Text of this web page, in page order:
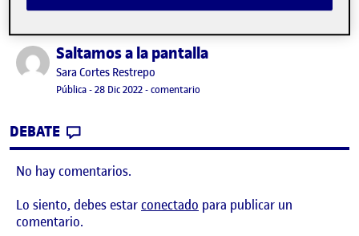
Publicado porSaltamos a la pantalla
Publicado por
Sara Cortes Restrepo
Visibilidad:
Pública-Fecha de publicación
28 Dic 2022-comentario
DEBATE
No hay comentarios.
Lo siento, debes estarconectado para publicar un
comentario.